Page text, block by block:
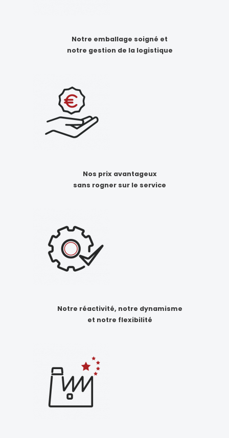
Notre emballage soigné et
notre gestion de la logistique
Nos prix avantageux
sans rogner sur le service
Notre réactivité, notre dynamisme
et notre flexibilité